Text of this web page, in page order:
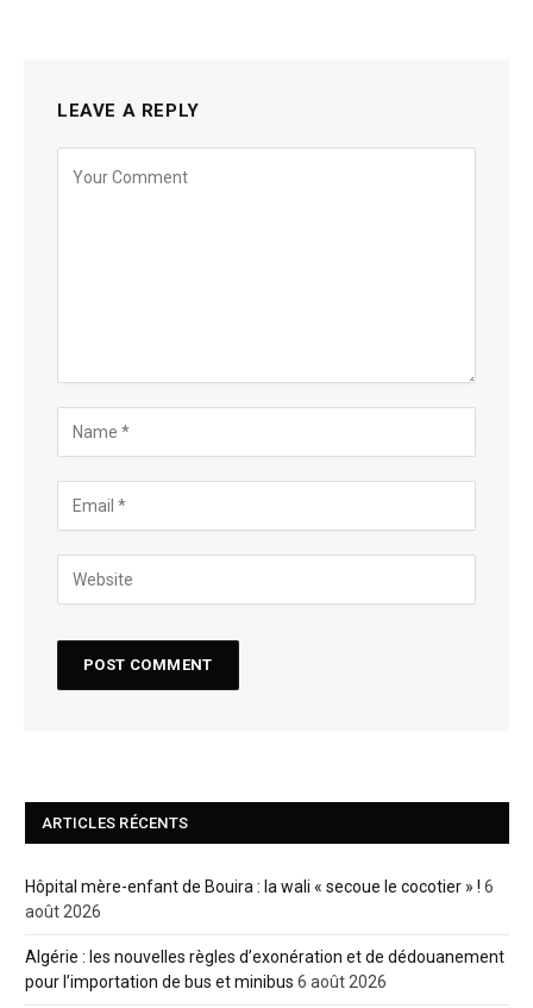
LEAVE A REPLY
ARTICLES RÉCENTS
Hôpital mère-enfant de Bouira : la wali « secoue le cocotier » ! 6
août 2026
Algérie : les nouvelles règles d’exonération et de dédouanement
pour l’importation de bus et minibus 6 août 2026